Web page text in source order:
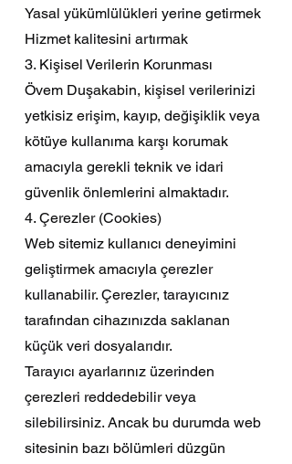
Yasal yükümlülükleri yerine getirmek
Hizmet kalitesini artırmak
3. Kişisel Verilerin Korunması
Övem Duşakabin, kişisel verilerinizi
yetkisiz erişim, kayıp, değişiklik veya
kötüye kullanıma karşı korumak
amacıyla gerekli teknik ve idari
güvenlik önlemlerini almaktadır.
4. Çerezler (Cookies)
Web sitemiz kullanıcı deneyimini
geliştirmek amacıyla çerezler
kullanabilir. Çerezler, tarayıcınız
tarafından cihazınızda saklanan
küçük veri dosyalarıdır.
Tarayıcı ayarlarınız üzerinden
çerezleri reddedebilir veya
silebilirsiniz. Ancak bu durumda web
sitesinin bazı bölümleri düzgün